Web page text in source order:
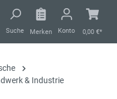
Suche Merken Konto 0,00 €*
& Industrie